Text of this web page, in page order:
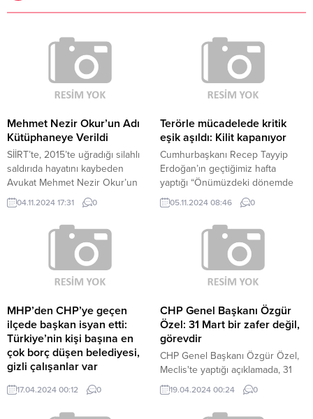
Mehmet Nezir Okur’un Adı
Kütüphaneye Verildi
SİİRT’te, 2015’te uğradığı silahlı
saldırıda hayatını kaybeden
Avukat Mehmet Nezir Okur’un
ismi, Siirt Barosu tarafından
yaptırılan kütüphaneye verildi
Siirt’te 2 Kasım 2015’te, Sosyal
Politikalar İl Müdürlüğü önünde
uğradığı silahlı saldırıda hayatını
kaybeden Siirt Barosu
avukatlarından Mehmet Nezir
tarafından Siirt Atatürk Anadolu
Lisesi’nde yaptırılan kütüphaneye
verildi. Kütüphanenin...
04.11.2024 17:31 0
Terörle mücadelede kritik
eşik aşıldı: Kilit kapanıyor
Cumhurbaşkanı Recep Tayyip
Erdoğan’ın geçtiğimiz hafta
yaptığı “Önümüzdeki dönemde
milletimize, hem güney
sınırlarımızın güvenliğini, hem
insanımızın can ve mal emniyetini
garanti altına alacak yeni
müjdelerimiz olacak” sözleri
üzerine “Kilit kapanıyor mu?”
sorusu akıllara geldi. SABAH’ın
değerlendirmeler kilidin
hâlihazırda kapalı olduğunu
gösteriyor. Mehmetçik’in bölgede
terörist geçişlerinin tamamen...
05.11.2024 08:46 0
MHP’den CHP’ye geçen
ilçede başkan isyan etti:
Türkiye’nin kişi başına en
çok borç düşen belediyesi,
gizli çalışanlar var
31 Mart seçimlerinde MHP'den
CHP'ye geçen Ankara'nın Gölbaşı
ilçesinde Belediye Başkanı Yakup
17.04.2024 00:12 0
CHP Genel Başkanı Özgür
Özel: 31 Mart bir zafer değil,
görevdir
CHP Genel Başkanı Özgür Özel,
Meclis'te yaptığı açıklamada, 31
Mart seçim sonuçlarının bir zafer
olmadığını belirterek, yapılacak
ikinci yüzyılın ilk genel seçimlerini
19.04.2024 00:24 0